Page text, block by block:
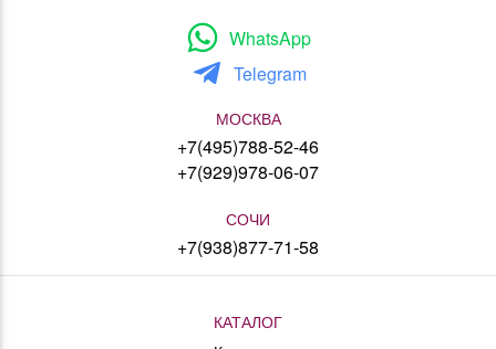
WhatsApp
Telegram
МОСКВА
+7(495)788-52-46
+7(929)978-06-07
СОЧИ
+7(938)877-71-58
КАТАЛОГ